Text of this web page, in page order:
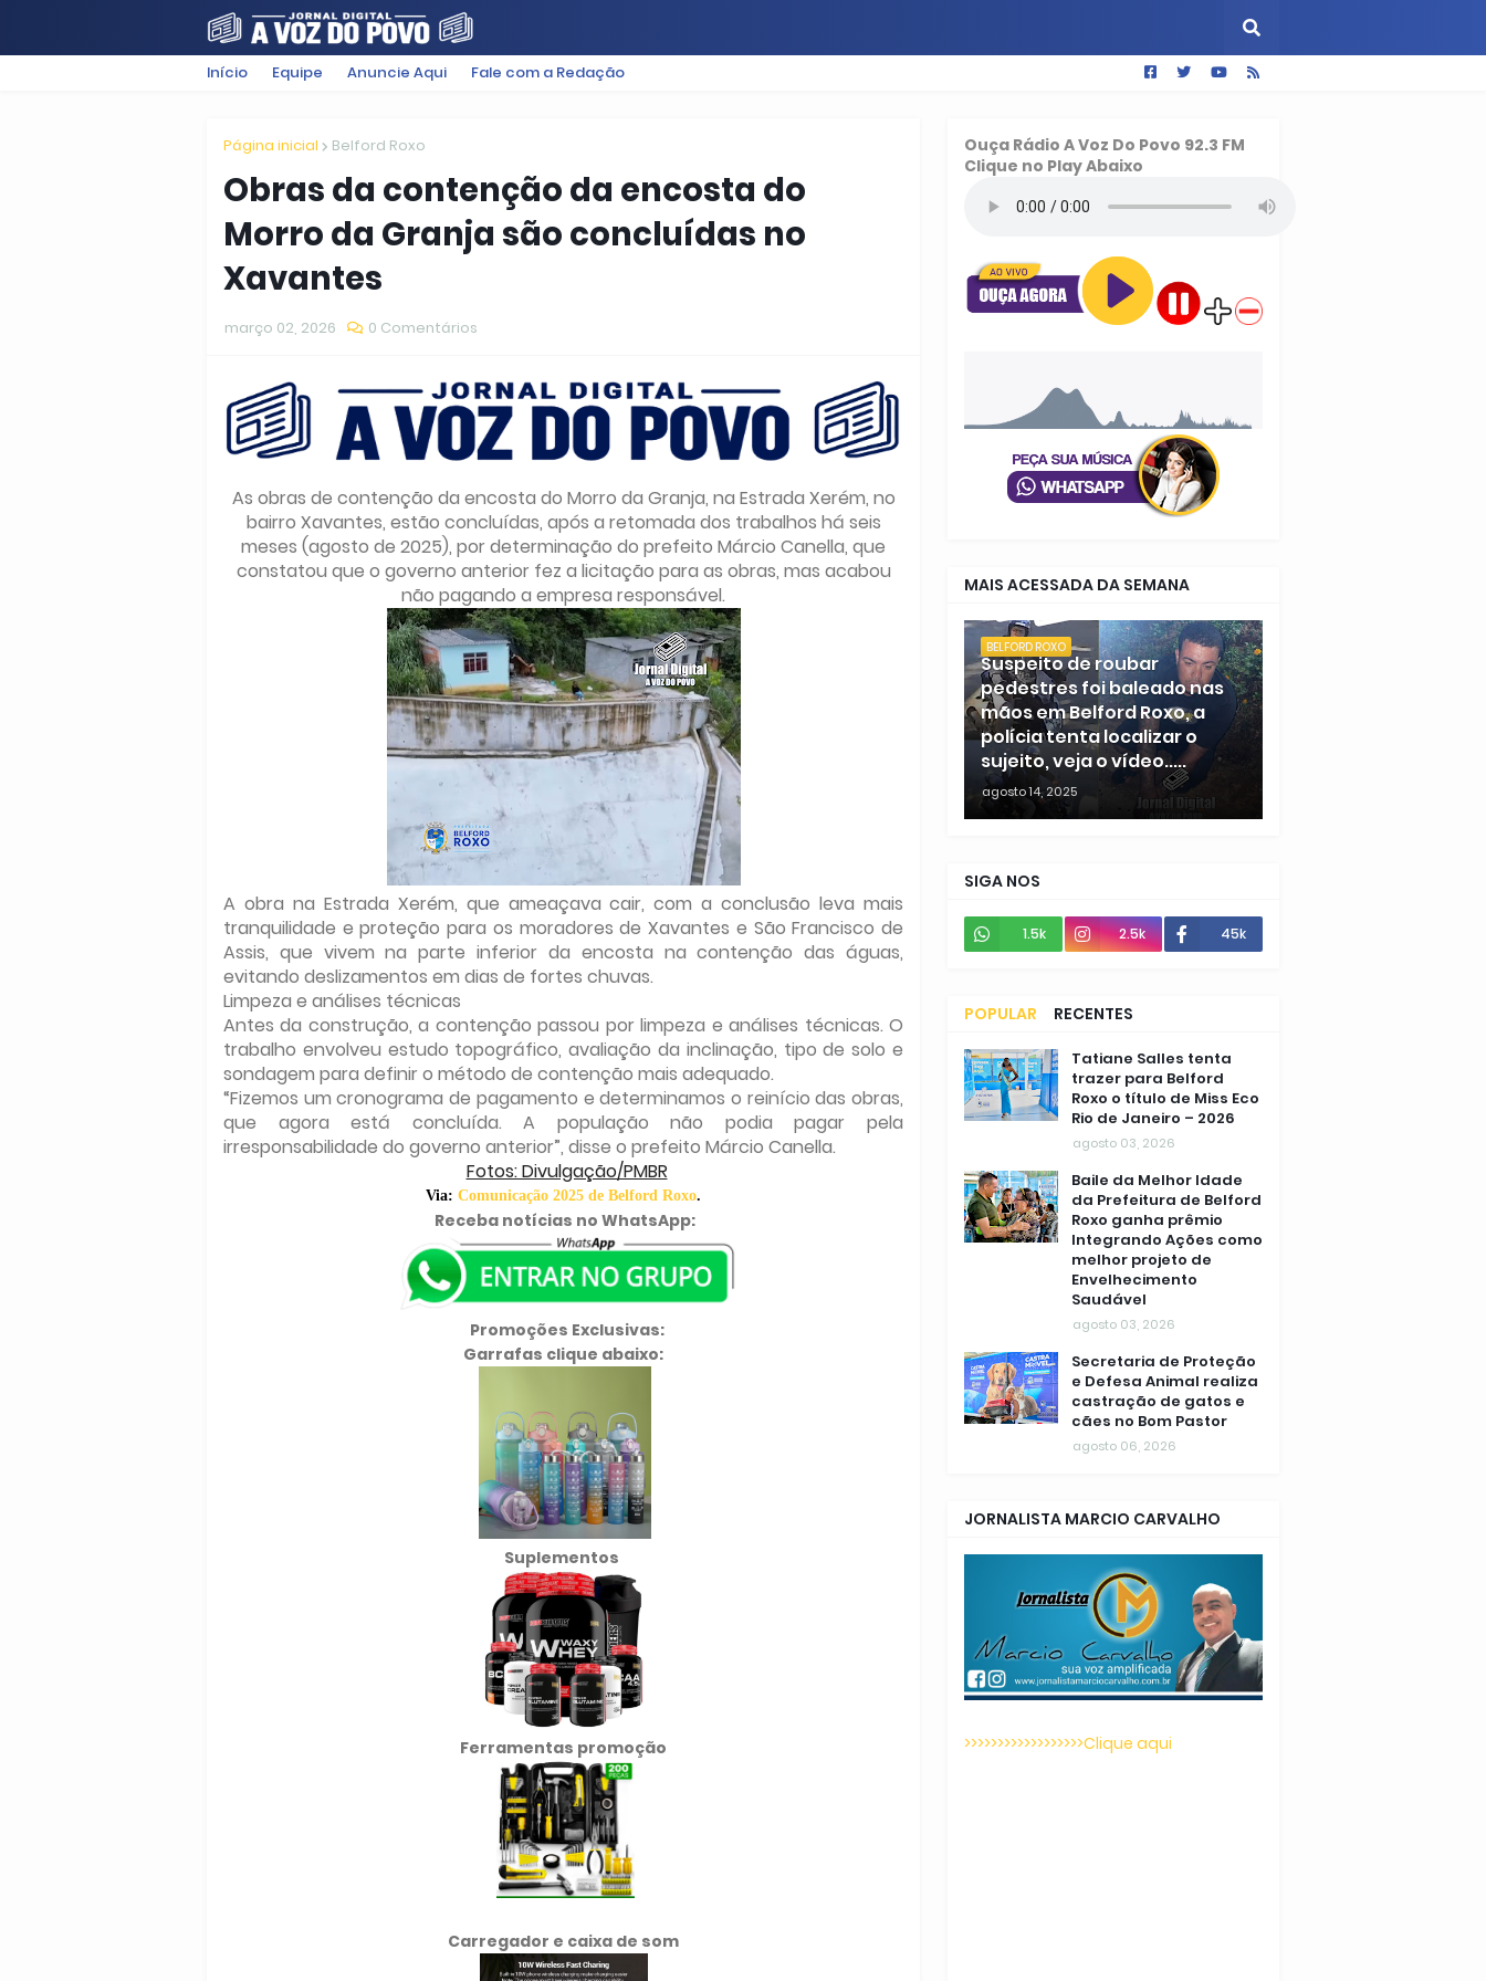
FILMES POLÍTICA SUGESTÕES BAIXADA
Início Equipe Anuncie Aqui Fale com a Redação
Página inicial Belford Roxo
Obras da contenção da encosta do
Morro da Granja são concluídas no
Xavantes
março 02, 2026 0 Comentários
As obras de contenção da encosta do Morro da Granja, na Estrada Xerém, no
bairro Xavantes, estão concluídas, após a retomada dos trabalhos há seis
meses (agosto de 2025), por determinação do prefeito Márcio Canella, que
constatou que o governo anterior fez a licitação para as obras, mas acabou
não pagando a empresa responsável.
A obra na Estrada Xerém, que ameaçava cair, com a conclusão leva mais
tranquilidade e proteção para os moradores de Xavantes e São Francisco de
Assis, que vivem na parte inferior da encosta na contenção das águas,
evitando deslizamentos em dias de fortes chuvas.
Limpeza e análises técnicas
Antes da construção, a contenção passou por limpeza e análises técnicas. O
trabalho envolveu estudo topográfico, avaliação da inclinação, tipo de solo e
sondagem para definir o método de contenção mais adequado.
“Fizemos um cronograma de pagamento e determinamos o reinício das obras,
que agora está concluída. A população não podia pagar pela
irresponsabilidade do governo anterior”, disse o prefeito Márcio Canella.
Fotos: Divulgação/PMBR
Via: Comunicação 2025 de Belford Roxo.
Receba notícias no WhatsApp:
Promoções Exclusivas:
Garrafas clique abaixo:
Suplementos
Ferramentas promoção
Carregador e caixa de som
Ouça Rádio A Voz Do Povo 92.3 FM
Clique no Play Abaixo
MAIS ACESSADA DA SEMANA
BELFORD ROXO
Suspeito de roubar
pedestres foi baleado nas
mãos em Belford Roxo, a
polícia tenta localizar o
sujeito, veja o vídeo.....
agosto 14, 2025
SIGA NOS
1.5k 2.5k 45k
POPULAR
RECENTES
COMENTÁRIOSTatiane Salles tenta
trazer para Belford
Roxo o título de Miss Eco
Rio de Janeiro – 2026
agosto 03, 2026
Baile da Melhor Idade
da Prefeitura de Belford
Roxo ganha prêmio
Integrando Ações como
melhor projeto de
Envelhecimento
Saudável
agosto 03, 2026
Secretaria de Proteção
e Defesa Animal realiza
castração de gatos e
cães no Bom Pastor
agosto 06, 2026
JORNALISTA MARCIO CARVALHO
>>>>>>>>>>>>>>>>>>Clique aqui